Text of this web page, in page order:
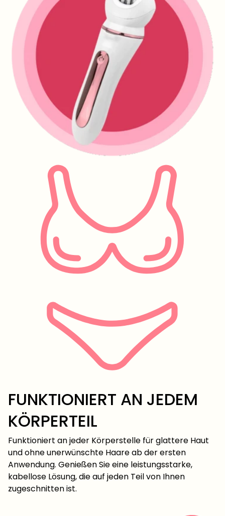
FUNKTIONIERT AN JEDEM
KÖRPERTEIL
Funktioniert an jeder Körperstelle für glattere Haut
und ohne unerwünschte Haare ab der ersten
Anwendung. Genießen Sie eine leistungsstarke,
kabellose Lösung, die auf jeden Teil von Ihnen
zugeschnitten ist.